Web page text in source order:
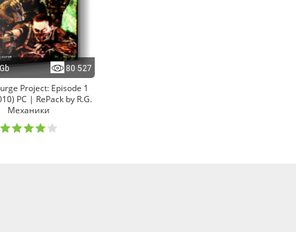
80 527
Project: Episode 1
PC | RePack by R.G.
Механики